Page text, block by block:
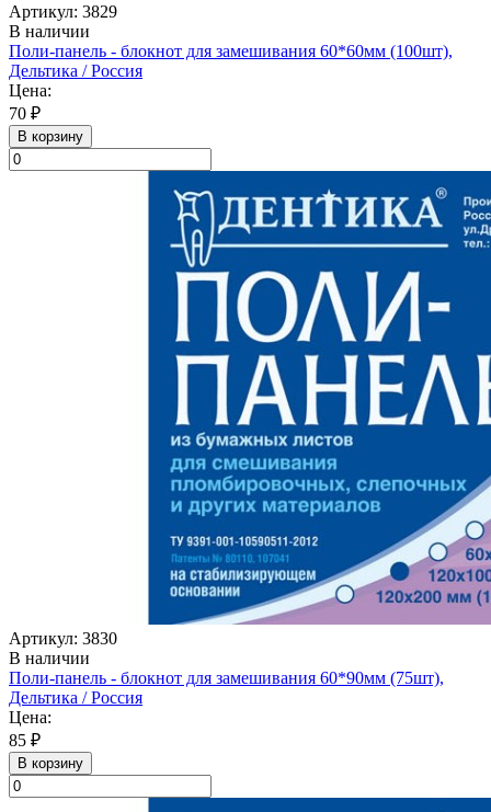
Артикул: 3829
В наличии
Поли-панель - блокнот для замешивания 60*60мм (100шт),
Дельтика / Россия
Цена:
70 ₽
В корзину
Артикул: 3830
В наличии
Поли-панель - блокнот для замешивания 60*90мм (75шт),
Дельтика / Россия
Цена:
85 ₽
В корзину